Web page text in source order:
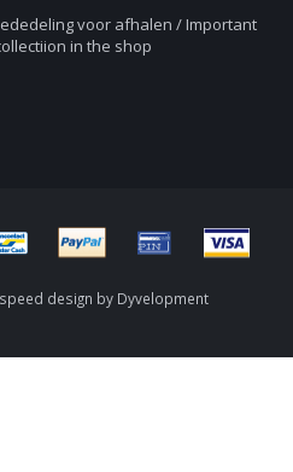
voor afhalen / Important
in the shop
design by Dyvelopment